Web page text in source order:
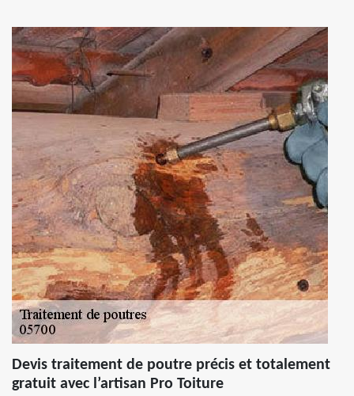
Devis traitement de poutre précis et totalement
gratuit avec l’artisan Pro Toiture